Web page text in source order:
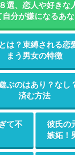
選、恋人や好きな
自分が嫌になるあ
は？束縛される恋
まう男女の特徴
ぶのはあり？なし
済む方法
て不
彼氏の
嫉妬！